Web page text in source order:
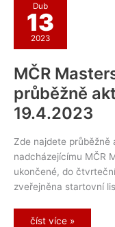
Dub
13
2023
MČR
průběžně
19.4.2023
Zde najdete průběžně
nadcházejícímu MČR
ukončené, do
zveřejněna startovní
MČR
číst více »